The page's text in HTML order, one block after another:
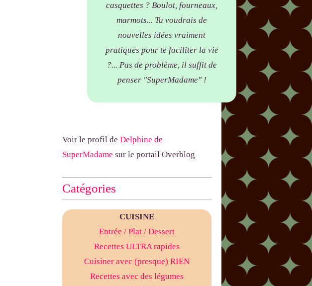
casquettes ? Boulot, fourneaux,
marmots... Tu voudrais de
nouvelles idées vraiment
pratiques pour te faciliter la vie
?... Pas de problème, il suffit de
penser "SuperMadame" !
Voir le profil de Delphine de
SuperMadame sur le portail Overblog
Catégories
CUISINE
Entrée / Plat / Dessert
Recettes ULTRA rapides
Cuisiner avec (presque) RIEN
Recettes avec des légumes